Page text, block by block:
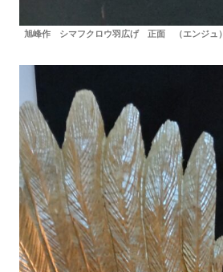
旭峰作 シマフクロウ羽広げ 正面 （エンジュ）